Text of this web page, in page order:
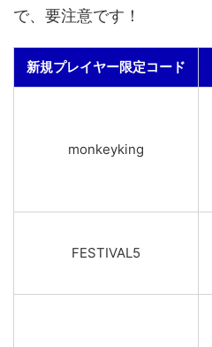
で、要注意です！
新規プレイヤー限定コード
monkeyking
FESTIVAL5